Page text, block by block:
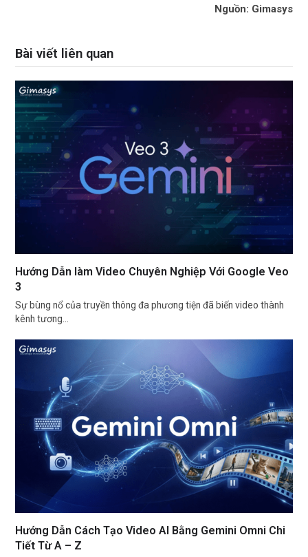
Nguồn: Gimasys
Bài viết liên quan
Hướng Dẫn làm Video Chuyên Nghiệp Với Google Veo
3
Sự bùng nổ của truyền thông đa phương tiện đã biến video thành
kênh tương…
Hướng Dẫn Cách Tạo Video AI Bằng Gemini Omni Chi
Tiết Từ A – Z